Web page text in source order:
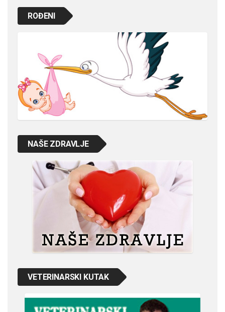
ROĐENI
NAŠE ZDRAVLJE
VETERINARSKI KUTAK